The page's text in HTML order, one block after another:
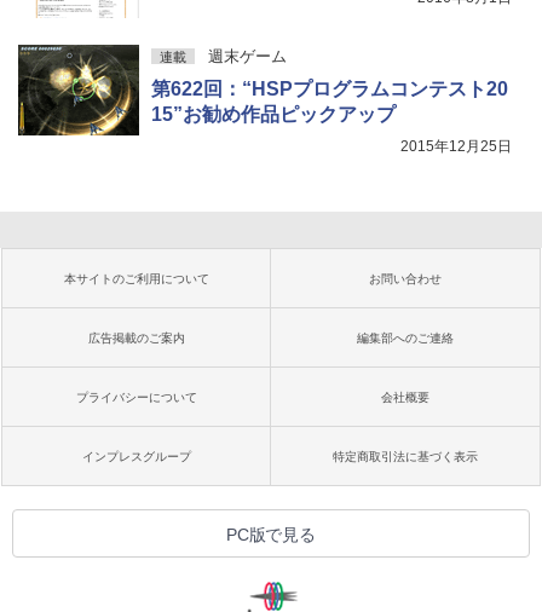
連載 週末ゲーム
第622回：“HSPプログラムコンテスト20
15”お勧め作品ピックアップ
2015年12月25日
本サイトのご利用について お問い合わせ
広告掲載のご案内 編集部へのご連絡
プライバシーについて 会社概要
インプレスグループ 特定商取引法に基づく表示
PC版で見る